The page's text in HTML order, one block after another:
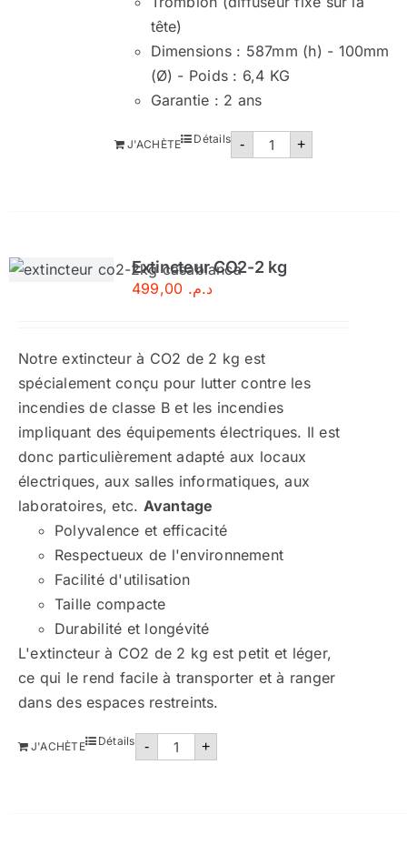
tête)
Dimensions : 587mm (h) - 100mm
(Ø) - Poids : 6,4 KG
Garantie : 2 ans
- quantité
+
J'ACHÈTE Détails
Extincteur CO2-2 kg
د.م.
Notre extincteur à CO2 de 2 kg est
spécialement conçu pour lutter contre les
incendies de classe B et les incendies
impliquant des équipements électriques. Il est
donc particulièrement adapté aux locaux
électriques, aux salles informatiques, aux
laboratoires, etc. Avantage
Polyvalence et efficacité
Respectueux de l'environnement
Facilité d'utilisation
Taille compacte
Durabilité et longévité
L'extincteur à CO2 de 2 kg est petit et léger,
ce qui le rend facile à transporter et à ranger
dans des espaces restreints.
- quantité
+
J'ACHÈTE Détails